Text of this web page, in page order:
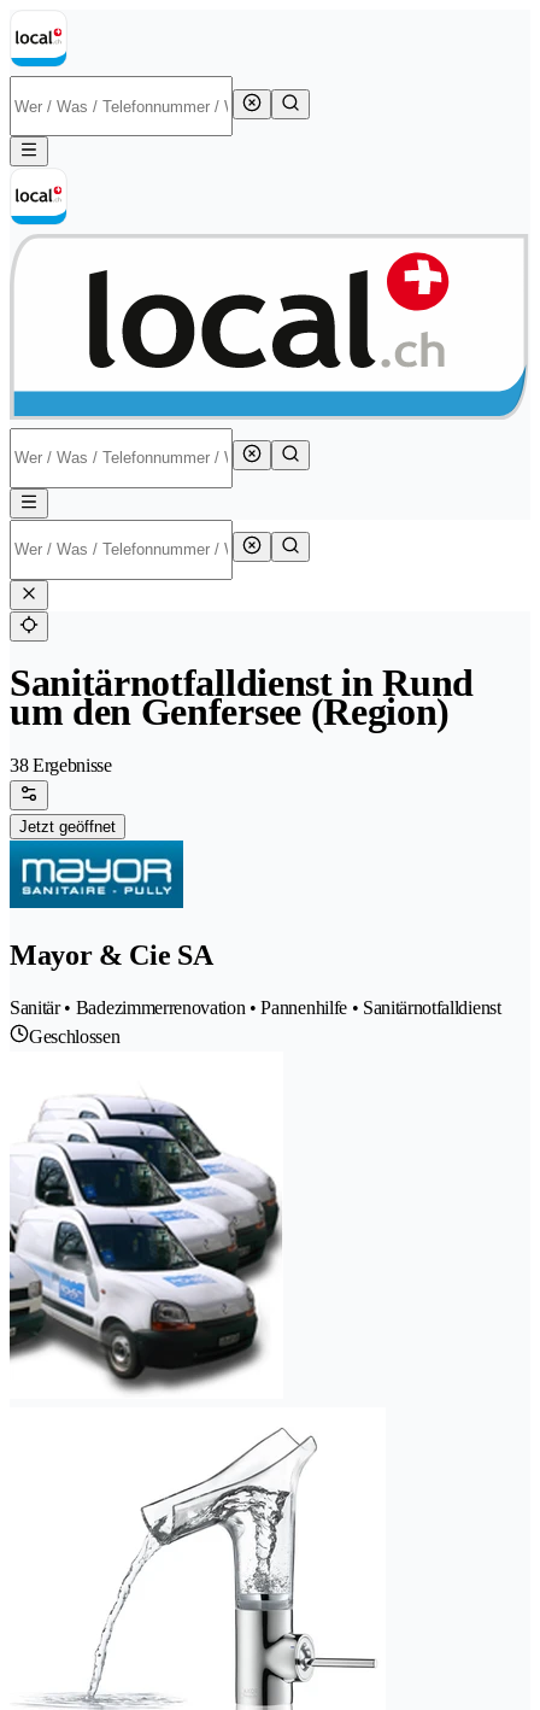
Sanitärnotfalldienst in Rund
um den Genfersee (Region)
38 Ergebnisse
Jetzt geöffnet
Mayor & Cie SA
Sanitär • Badezimmerrenovation • Pannenhilfe • Sanitärnotfalldienst
Geschlossen